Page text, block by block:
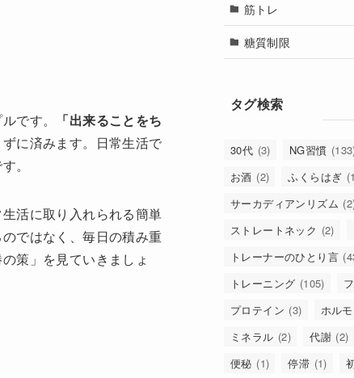
です。
「出来ることをち
に済みます。日常生活で
。
活に取り入れられる簡単
ではなく、毎日の積み重
策」を見ていきましょ
筋トレ
糖質制限
タグ検索
30代 (3) NG習慣
お酒 (2) ふくらはぎ
サーカディアンリズム
ストレートネック (2)
トレーナーのひとり言
トレーニング (105)
プロテイン (3) ホル
ミネラル (2) 代謝 (2)
便秘 (1) 停滞 (1)